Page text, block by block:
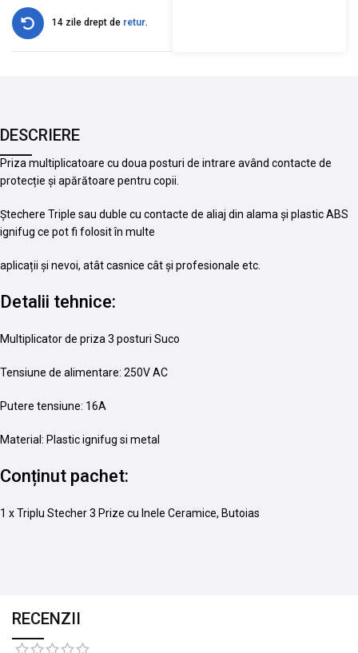
14 zile drept de retur.
DESCRIERE
Priza multiplicatoare cu doua posturi de intrare având contacte de
protecție și apărătoare pentru copii.
Ștechere Triple sau duble cu contacte de aliaj din alama și plastic ABS
ignifug ce pot fi folosit în multe
aplicații și nevoi, atât casnice cât și profesionale etc.
Detalii tehnice:
Multiplicator de priza 3 posturi Suco
Tensiune de alimentare: 250V AC
Putere tensiune: 16A
Material: Plastic ignifug si metal
Conținut pachet:
1 x Triplu Stecher 3 Prize cu Inele Ceramice, Butoias
RECENZII